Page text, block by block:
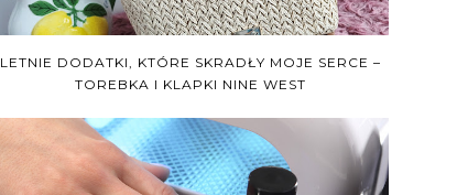
LETNIE DODATKI, KTÓRE SKRADŁY MOJE SERCE –
TOREBKA I KLAPKI NINE WEST